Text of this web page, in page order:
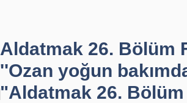
Aldatmak 26. Bölüm
''Ozan yoğun
"Aldatmak 26. Bölüm